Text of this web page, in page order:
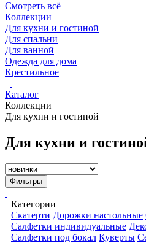
Смотреть всё
Коллекции
Для кухни и гостиной
Для спальни
Для ванной
Одежда для дома
Крестильное
Каталог
Коллекции
Для кухни и гостиной
Для кухни и
Фильтры
Категории
Скатерти Дорожки настольные
Салфетки индивидуальные
Салфетки под бокал Куверты